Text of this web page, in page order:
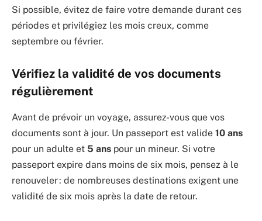
Si possible, évitez de faire votre demande durant ces
périodes et privilégiez les mois creux, comme
septembre ou février.
Vérifiez la validité de vos documents
régulièrement
Avant de prévoir un voyage, assurez-vous que vos
documents sont à jour. Un passeport est valide 10 ans
pour un adulte et 5 ans pour un mineur. Si votre
passeport expire dans moins de six mois, pensez à le
renouveler : de nombreuses destinations exigent une
validité de six mois après la date de retour.